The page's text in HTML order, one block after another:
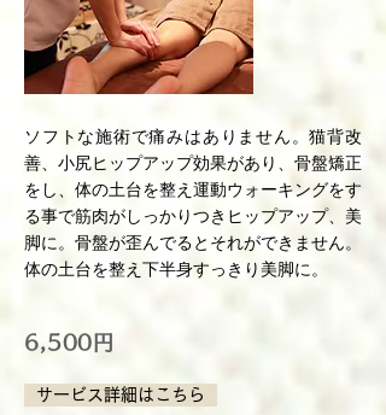
ソフトな施術で痛みはありません。猫背改
善、小尻ヒップアップ効果があり、骨盤矯正
をし、体の土台を整え運動ウォーキングをす
る事で筋肉がしっかりつきヒップアップ、美
脚に。骨盤が歪んでるとそれができません。
体の土台を整え下半身すっきり美脚に。
6,500円
サービス詳細はこちら